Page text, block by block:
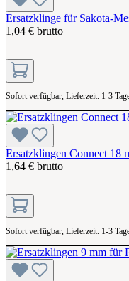
Ersatzklinge für Sakota-
1,04 € brutto
Sofort verfügbar, Lieferzeit: 1-3
Ersatzklingen Connect 18
1,64 € brutto
Sofort verfügbar, Lieferzeit: 1-3